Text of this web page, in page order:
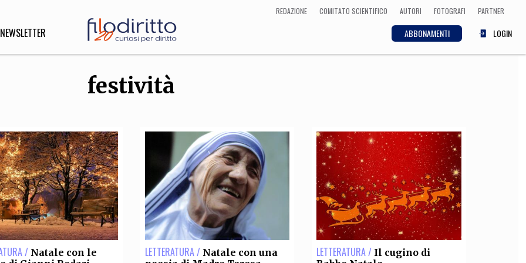
REDAZIONE COMITATO SCIENTIFICO AUTORI FOTOGRAFI PARTNER
ABBONAMENTI LOGIN
NEWSLETTER
Medicina
INNOVAZIONE
Scienze informatiche,
Architettura, Ingegneria
CULTURA
Arte, Cinema, Musica,
festività
/ Natale con le
LETTERATURA / Natale con una
LETTERATURA / Il cugino di